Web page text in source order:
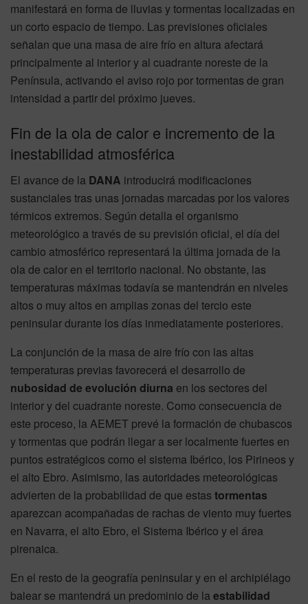
manifestará en forma de lluvias y tormentas localizadas en
un corto espacio de tiempo. Las previsiones oficiales
señalan que una masa de aire frío en altura afectará
principalmente al interior y al cuadrante noreste de la
Península, activando el aviso rojo por tormentas de gran
intensidad a partir del próximo jueves.
Fin de la ola de calor e incremento de la
inestabilidad atmosférica
El avance de la DANA introducirá modificaciones
sustanciales tras unas jornadas marcadas por los valores
térmicos extremos. Según detalla el organismo
meteorológico a través de su previsión oficial, el día del
cambio atmosférico representará la última jornada de la
ola de calor en el territorio nacional. No obstante, las
temperaturas máximas todavía se mantendrán en niveles
altos o muy altos en amplias zonas del tercio este
peninsular durante los días inmediatamente posteriores.
La conjunción de la masa de aire frío con las altas
temperaturas previas favorecerá el desarrollo de
nubosidad de evolución diurna en los sectores del
interior y del cuadrante noreste. Como consecuencia de
este proceso, la AEMET prevé la formación de chubascos
y tormentas que podrán llegar a ser localmente fuertes en
puntos estratégicos como el sistema Ibérico, los Pirineos y
el alto Ebro. Asimismo, las autoridades meteorológicas
advierten de la probabilidad de que estas tormentas
aparezcan acompañadas de rachas de viento muy fuertes
en Navarra, el alto Ebro, el Sistema Ibérico y el área
pirenaica.
En el resto de la geografía peninsular y en el archipiélago
balear se mantendrá un predominio de laestabilidad